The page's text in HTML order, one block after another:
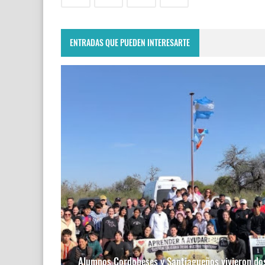
ENTRADAS QUE PUEDEN INTERESARTE
Alumnos Cordobeses y Santiagueños vivieron